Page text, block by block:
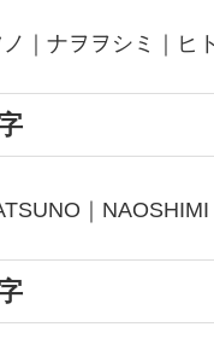
｜ナヲヲシミ｜ヒ
｜